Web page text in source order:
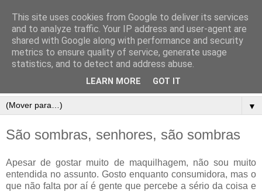
▼
São sombras, senhores, são sombras
Apesar de gostar muito de maquilhagem, não sou muito
entendida no assunto. Gosto enquanto consumidora, mas o
que não falta por aí é gente que percebe a sério da coisa e
This site uses cookies from Google to deliver its services
and to analyze traffic. Your IP address and user-agent are
shared with Google along with performance and security
metrics to ensure quality of service, generate usage
statistics, and to detect and address abuse.
LEARN MORE GOT IT